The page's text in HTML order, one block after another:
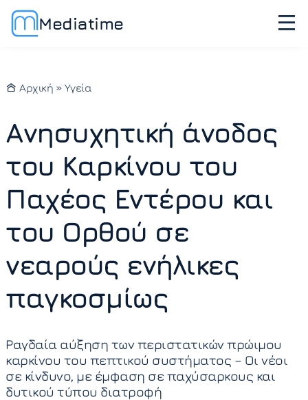
Mediatime
Αρχική » Υγεία
Ανησυχητική άνοδος
του Καρκίνου του
Παχέος Εντέρου και
του Ορθού σε
νεαρούς ενήλικες
παγκοσμίως
Ραγδαία αύξηση των περιστατικών πρώιμου
καρκίνου του πεπτικού συστήματος – Οι νέοι
σε κίνδυνο, με έμφαση σε παχύσαρκους και
δυτικού τύπου διατροφή